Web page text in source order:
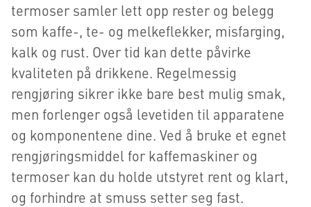
termoser samler lett opp rester og belegg
som kaffe-, te- og melkeflekker, misfarging,
kalk og rust. Over tid kan dette påvirke
kvaliteten på drikkene. Regelmessig
rengjøring sikrer ikke bare best mulig smak,
men forlenger også levetiden til apparatene
og komponentene dine. Ved å bruke et egnet
rengjøringsmiddel for kaffemaskiner og
termoser kan du holde utstyret rent og klart,
og forhindre at smuss setter seg fast.